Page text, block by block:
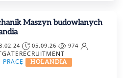
Maszyn budowlanych
05.09.26 974
HOLANDIA